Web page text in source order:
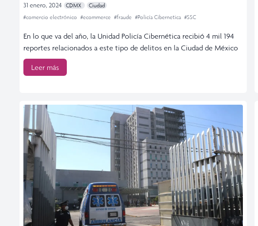
31 enero, 2024 CDMX
Ciudad
#comercio electrónico #ecommerce #fraude #Policía Cibernetica #SSC
En lo que va del año, la Unidad Policía Cibernética recibió 4 mil 194
reportes relacionados a este tipo de delitos en la Ciudad de México
Leer más